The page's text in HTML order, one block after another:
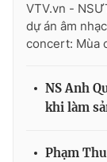
VTV.vn -
dự án âm
concert: Mùa
NS Anh
khi làm
Phạm